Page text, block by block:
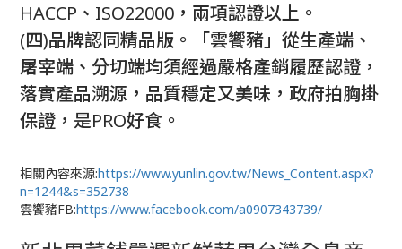
HACCP、ISO22000，兩項認證以上。
(四)品牌認同精品版。「雲饗豬」從生產端、
屠宰端、分切端均須經過嚴格產銷履歷認證，
落實產品溯源，品質穩定又美味，政府拍胸掛
保證，是PRO好食。
相關內容來源:https://www.yunlin.gov.tw/News_Content.aspx?
n=1244&s=352738
雲饗豬FB:https://www.facebook.com/a0907343739/